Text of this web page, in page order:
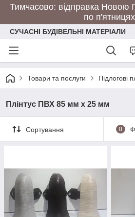
Тимчасово: відправка Новою
по п'ятницях
СУЧАСНІ БУДІВЕЛЬНІ МАТЕРІАЛИ
Товари та послуги Підлогові
Плінтус ПВХ 85 мм х 25 мм
Сортування 0